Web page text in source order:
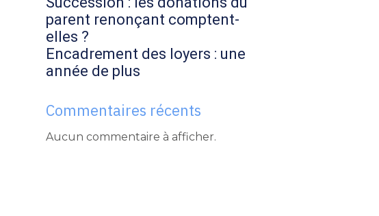
parent renonçant comptent-
elles ?
Encadrement des loyers : une
année de plus
Commentaires récents
Aucun commentaire à afficher.